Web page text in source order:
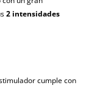
2 intensidades
cumple con